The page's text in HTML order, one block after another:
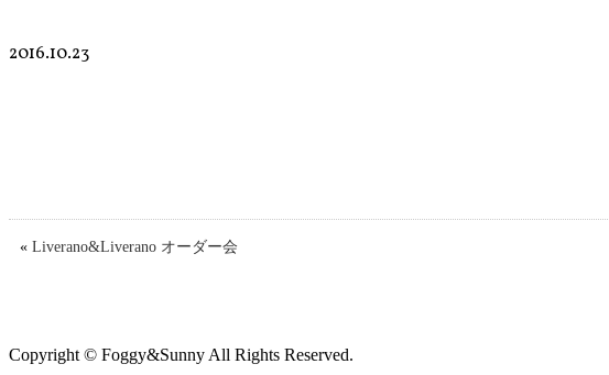
2016.10.23
« Liverano&Liverano オーダー会
Copyright © Foggy&Sunny All Rights Reserved.